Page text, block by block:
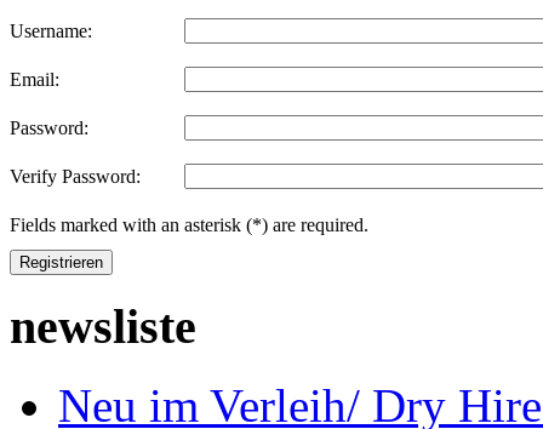
Username:
Email:
Password:
Verify Password:
Fields marked with an asterisk (*) are required.
Registrieren
newsliste
Neu im Verleih/ Dry